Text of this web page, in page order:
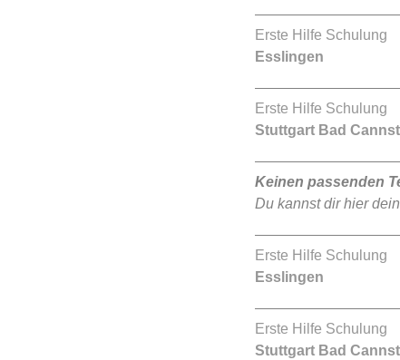
Erste Hilfe Schulung
Esslingen
Erste Hilfe Schulung
Stuttgart Bad
Keinen passenden
Du kannst dir hier
Erste Hilfe Schulung
Esslingen
Erste Hilfe Schulung
Stuttgart Bad